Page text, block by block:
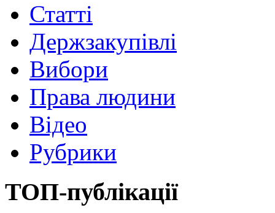
Статті
Держзакупівлі
Вибори
Права людини
Відео
Рубрики
ТОП-публікації